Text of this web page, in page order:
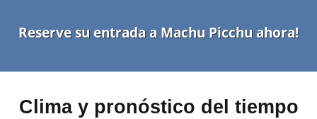
Reserve su entrada a Machu Picchu ahora!
Clima y pronóstico del tiempo